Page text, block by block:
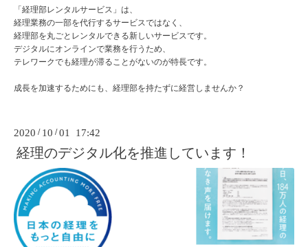
「経理部レンタルサービス」は、
経理業務の一部を代行するサービスではなく、
経理部を丸ごとレンタルできる新しいサービスです。
デジタルにオンラインで業務を行うため、
テレワークでも経理が滞ることがないのが特長です。
成長を加速するためにも、経理部を持たずに経営しませんか？
2020 / 10 /01 17:42
経理のデジタル化を推進しています！